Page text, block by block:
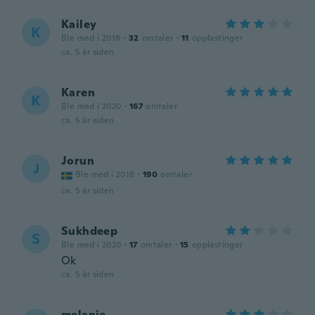
K Kailey
Ble med i 2018 · 32 omtaler · 11 opplastinger
ca. 5 år siden
K Karen
Ble med i 2020 · 167 omtaler
ca. 5 år siden
J Jorun
Ble med i 2018 · 190 omtaler
ca. 5 år siden
S Sukhdeep
Ble med i 2020 · 17 omtaler · 15 opplastinger
Ok
ca. 5 år siden